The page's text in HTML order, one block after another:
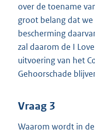
over de toename
groot belang dat
bescherming
zal daarom de I
uitvoering van het
Gehoorschade
Vraag 3
Waarom wordt in